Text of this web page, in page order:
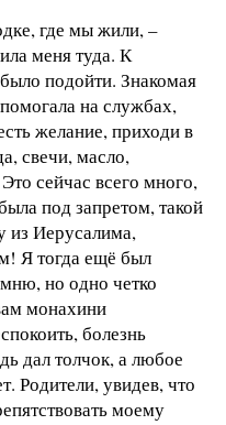
где мы жили, –
меня туда. К
подойти. Знакомая
на службах,
желание, приходи в
свечи, масло,
сейчас всего много,
под запретом, такой
из Иерусалима,
Я тогда ещё был
но одно четко
монахини
болезнь
дал толчок, а любое
Родители, увидев, что
моему